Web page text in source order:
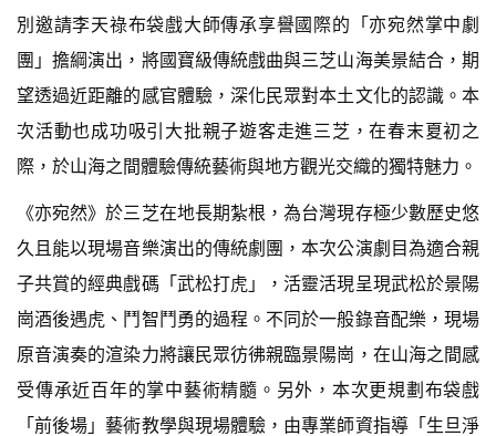
別邀請李天祿布袋戲大師傳承享譽國際的「亦宛然掌中劇
團」擔綱演出，將國寶級傳統戲曲與三芝山海美景結合，期
望透過近距離的感官體驗，深化民眾對本土文化的認識。本
次活動也成功吸引大批親子遊客走進三芝，在春末夏初之
際，於山海之間體驗傳統藝術與地方觀光交織的獨特魅力。
《亦宛然》於三芝在地長期紮根，為台灣現存極少數歷史悠
久且能以現場音樂演出的傳統劇團，本次公演劇目為適合親
子共賞的經典戲碼「武松打虎」，活靈活現呈現武松於景陽
崗酒後遇虎、鬥智鬥勇的過程。不同於一般錄音配樂，現場
原音演奏的渲染力將讓民眾彷彿親臨景陽崗，在山海之間感
受傳承近百年的掌中藝術精髓。另外，本次更規劃布袋戲
「前後場」藝術教學與現場體驗，由專業師資指導「生旦淨